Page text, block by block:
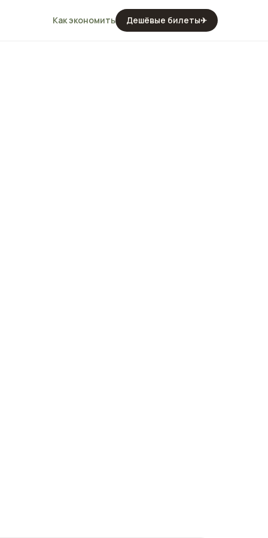
Как экономить Дешёвые билеты✈